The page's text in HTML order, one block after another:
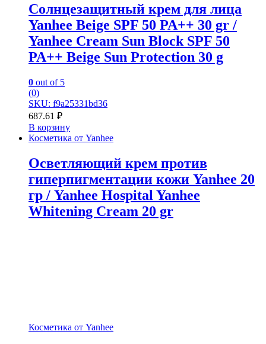
Солнцезащитный крем для лица
Yanhee Beige SPF 50 PA++ 30 gr /
Yanhee Cream Sun Block SPF 50
PA++ Beige Sun Protection 30 g
0 out of 5
(0)
SKU: f9a25331bd36
687.61 ₽
В корзину
Косметика от Yanhee
Осветляющий крем против
гиперпигментации кожи Yanhee 20
гр / Yanhee Hospital Yanhee
Whitening Cream 20 gr
Косметика от Yanhee